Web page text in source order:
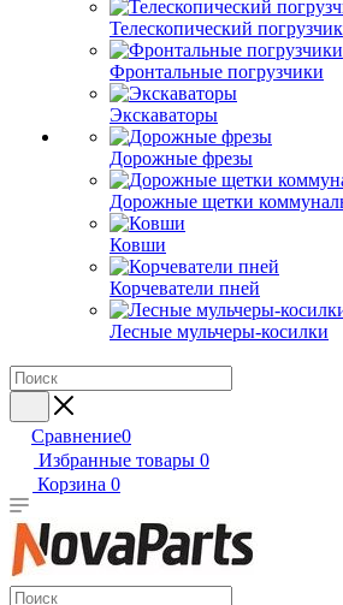
Телескопический погрузчик
Фронтальные погрузчики
Экскаваторы
Дорожные фрезы
Дорожные щетки
Ковши
Корчеватели пней
Лесные мульчеры-косилки
Сравнение0
Избранные товары 0
Корзина 0